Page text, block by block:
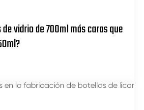
vidrio de 700ml más caras que